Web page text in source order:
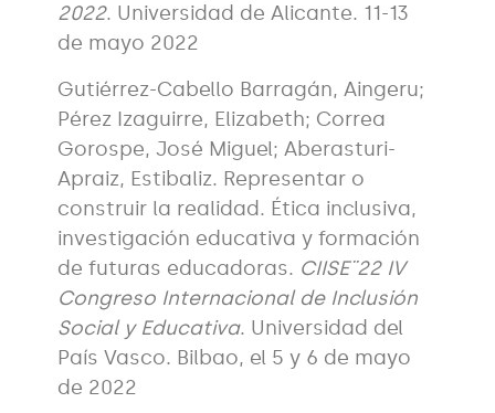
2022. Universidad de Alicante. 11-13
de mayo 2022
Gutiérrez-Cabello Barragán, Aingeru;
Pérez Izaguirre, Elizabeth; Correa
Gorospe, José Miguel; Aberasturi-
Apraiz, Estibaliz. Representar o
construir la realidad. Ética inclusiva,
investigación educativa y formación
de futuras educadoras. CIISE¨22 IV
Congreso Internacional de Inclusión
Social y Educativa. Universidad del
País Vasco. Bilbao, el 5 y 6 de mayo
de 2022